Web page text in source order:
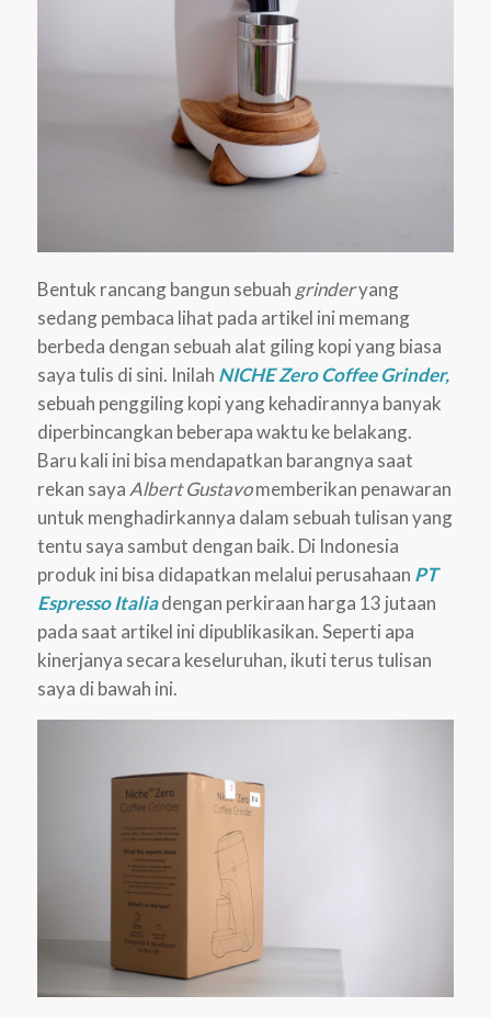
Bentuk rancang bangun sebuah grinderyang
sedang pembaca lihat pada artikel ini memang
berbeda dengan sebuah alat giling kopi yang biasa
saya tulis di sini. Inilah NICHE Zero Coffee Grinder,
sebuah penggiling kopi yang kehadirannya banyak
diperbincangkan beberapa waktu ke belakang.
Baru kali ini bisa mendapatkan barangnya saat
rekan saya Albert Gustavomemberikan penawaran
untuk menghadirkannya dalam sebuah tulisan yang
tentu saya sambut dengan baik. Di Indonesia
produk ini bisa didapatkan melalui perusahaan PT
Espresso Italiadengan perkiraan harga 13 jutaan
pada saat artikel ini dipublikasikan. Seperti apa
kinerjanya secara keseluruhan, ikuti terus tulisan
saya di bawah ini.